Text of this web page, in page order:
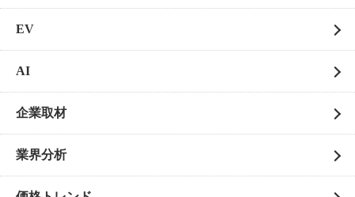
EV
AI
企業取材
業界分析